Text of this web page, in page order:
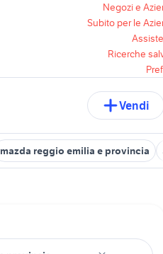
Negozi e
Subito per le
Ricerche
Vendi
mazda reggio emilia e provincia